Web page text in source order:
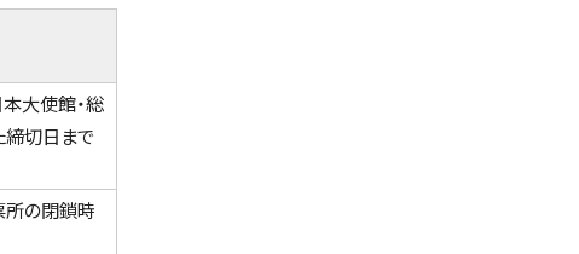
大使館・総
締切日まで
所の閉鎖時